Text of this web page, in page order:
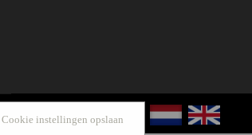
Cookie instellingen opslaan